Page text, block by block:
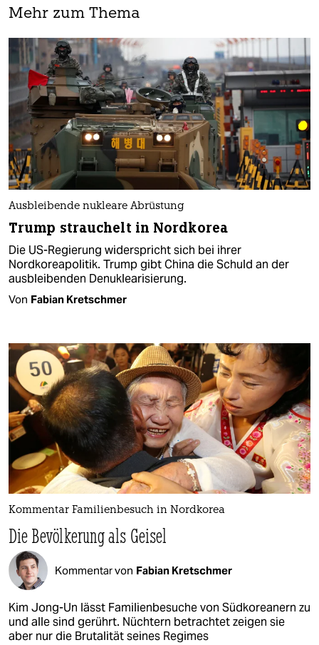
Mehr zum Thema
Ausbleibende nukleare Abrüstung
Trump strauchelt in Nordkorea
Die US-Regierung widerspricht sich bei ihrer
Nordkoreapolitik. Trump gibt China die Schuld an der
ausbleibenden Denuklearisierung.
Von Fabian Kretschmer
Kommentar Familienbesuch in Nordkorea
Die Bevölkerung als Geisel
Kommentar von Fabian Kretschmer
Kim Jong-Un lässt Familienbesuche von Südkoreanern zu
und alle sind gerührt. Nüchtern betrachtet zeigen sie
aber nur die Brutalität seines Regimes